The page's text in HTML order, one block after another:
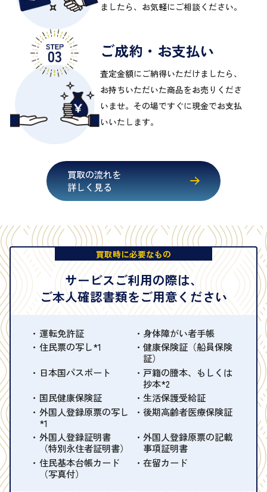
ましたら、お気軽にご相談ください。
ご成約・お支払い
査定金額にご納得いただけましたら、
お持ちいただいた商品をお売りくださ
いませ。その場ですぐに現金でお支払
いいたします。
買取の流れを
詳しく見る
買取時に必要なもの
サービスご利用の際は、
ご本人確認書類をご用意ください
運転免許証
身体障がい者手帳
住民票の写し*1
健康保険証（船員保険
証）
日本国パスポート
戸籍の謄本、もしくは
抄本*2
国民健康保険証
生活保護受給証
外国人登録原票の写し
*1
後期高齢者医療保険証
外国人登録証明書
（特別永住者証明書）
外国人登録原票の記載
事項証明書
住民基本台帳カード
（写真付）
在留カード